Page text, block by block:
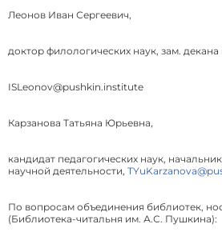
Леонов Иван Сергеевич,
доктор филологических наук, зам.
ISLeonov@pushkin.institute
Карзанова Татьяна Юрьевна,
кандидат педагогических наук,
научной деятельности,
По вопросам объединения библиотек,
(Библиотека-читальня им. А.С. Пушкина):